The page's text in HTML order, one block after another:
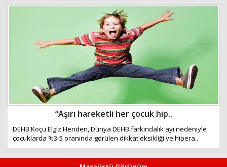
“Aşırı hareketli her çocuk hip..
DEHB Koçu Elgiz Henden, Dünya DEHB farkındalık ayı nedeniyle
çocuklarda %3-5 oranında görülen dikkat eksikliği ve hipera..